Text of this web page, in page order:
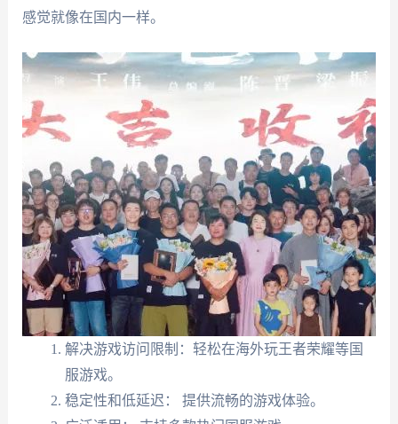
感觉就像在国内一样。
解决游戏访问限制：轻松在海外玩王者荣耀等国
服游戏。
稳定性和低延迟： 提供流畅的游戏体验。